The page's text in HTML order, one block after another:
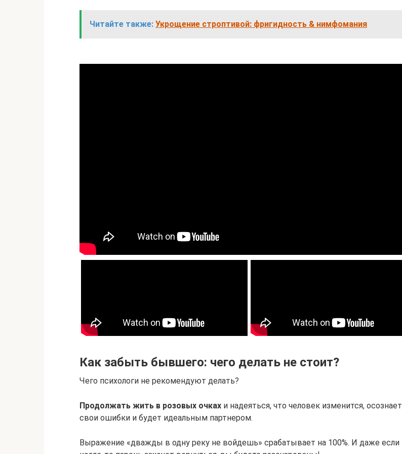
Читайте также: Укрощение строптивой: фригидность & нимфомания
Как забыть бывшего: чего делать не стоит?
Чего психологи не рекомендуют делать?
Продолжать жить в розовых очках и надеяться, что человек изменится, осознает
свои ошибки и будет идеальным партнером.
Выражение «дважды в одну реку не войдешь» срабатывает на 100%. И даже если